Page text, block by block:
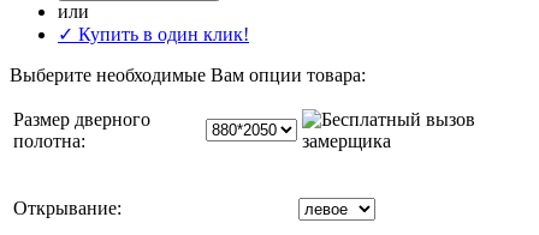
или
✓ Купить в один клик!
Выберите необходимые Вам опции товара:
Размер дверного
полотна:
Открывание: